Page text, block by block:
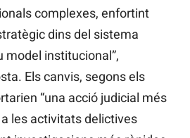
complexes, enfortint
dins del sistema
model institucional”,
Els canvis, segons els
“una acció judicial més
les activitats delictives